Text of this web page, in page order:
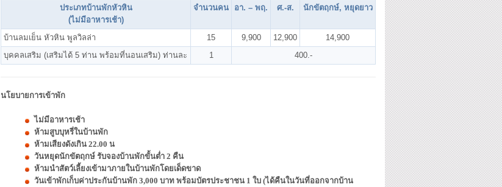
ประเภทบ้านพักหัวหิน
(ไม่มีอาหารเช้า)
จำนวนคน อา. – พฤ. ศ.-ส. นักขัตฤกษ์, หยุดยาว
บ้านลมเย็น หัวหิน พูลวิลล่า 15 9,900 12,900
14,900
บุคคลเสริม (เสริมได้ 5 ท่าน พร้อมที่นอนเสริม) ท่านละ
1 400.-
นโยบายการเข้าพัก
ไม่มีอาหารเช้า
ห้ามสูบบุหรี่ในบ้านพัก
ห้ามเสียงดังเกิน 22.00 น
วันหยุดนักขัตฤกษ์ รับจองบ้านพักขั้นต่ำ 2 คืน
ห้ามนำสัตว์เลี้ยงเข้ามาภายในบ้านพักโดยเด็ดขาด
วันเข้าพักเก็บค่าประกันบ้านพัก 3,000 บาท พร้อมบัตรประชาชน 1 ใบ (ได้คืนในวันที่ออกจากบ้าน